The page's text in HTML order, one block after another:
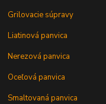
Grilovacie súpravy
Liatinová panvica
Nerezová panvica
Oceľová panvica
Smaltovaná panvica